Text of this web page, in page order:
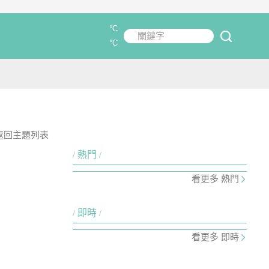
關鍵字
°C
°C
回主題列表
熱門
看更多 熱門
即時
看更多 即時